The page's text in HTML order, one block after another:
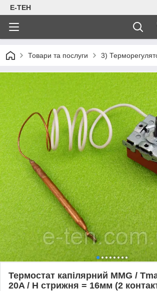
Е-ТЕН
Товари та послуги 3)
Термостат капілярний MMG /
20A / H стрижня = 16мм (2